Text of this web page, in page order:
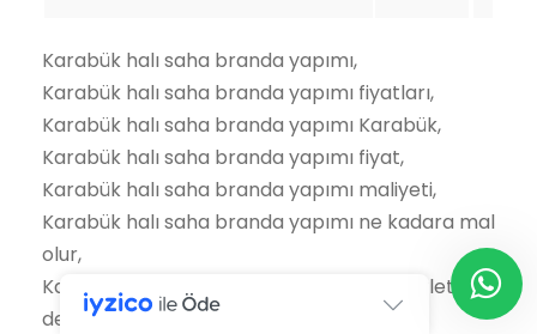
Karabük halı saha branda yapımı,
Karabük halı saha branda yapımı fiyatları,
Karabük halı saha branda yapımı Karabük,
Karabük halı saha branda yapımı fiyat,
Karabük halı saha branda yapımı maliyeti,
Karabük halı saha branda yapımı ne kadara mal
olur,
Karabük halı saha branda yapımında devlet
desteği,